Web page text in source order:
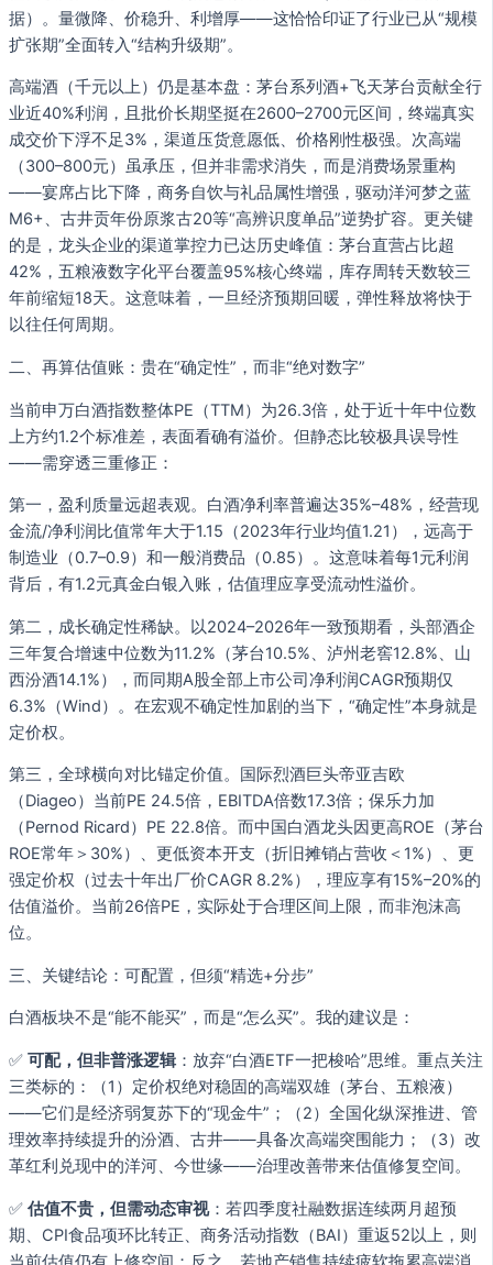
据）。量微降、价稳升、利增厚——这恰恰印证了行业已从“规模
扩张期”全面转入“结构升级期”。
高端酒（千元以上）仍是基本盘：茅台系列酒+飞天茅台贡献全行
业近40%利润，且批价长期坚挺在2600–2700元区间，终端真实
成交价下浮不足3%，渠道压货意愿低、价格刚性极强。次高端
（300–800元）虽承压，但并非需求消失，而是消费场景重构
——宴席占比下降，商务自饮与礼品属性增强，驱动洋河梦之蓝
M6+、古井贡年份原浆古20等“高辨识度单品”逆势扩容。更关键
的是，龙头企业的渠道掌控力已达历史峰值：茅台直营占比超
42%，五粮液数字化平台覆盖95%核心终端，库存周转天数较三
年前缩短18天。这意味着，一旦经济预期回暖，弹性释放将快于
以往任何周期。
二、再算估值账：贵在“确定性”，而非“绝对数字”
当前申万白酒指数整体PE（TTM）为26.3倍，处于近十年中位数
上方约1.2个标准差，表面看确有溢价。但静态比较极具误导性
——需穿透三重修正：
第一，盈利质量远超表观。白酒净利率普遍达35%–48%，经营现
金流/净利润比值常年大于1.15（2023年行业均值1.21），远高于
制造业（0.7–0.9）和一般消费品（0.85）。这意味着每1元利润
背后，有1.2元真金白银入账，估值理应享受流动性溢价。
第二，成长确定性稀缺。以2024–2026年一致预期看，头部酒企
三年复合增速中位数为11.2%（茅台10.5%、泸州老窖12.8%、山
西汾酒14.1%），而同期A股全部上市公司净利润CAGR预期仅
6.3%（Wind）。在宏观不确定性加剧的当下，“确定性”本身就是
定价权。
第三，全球横向对比锚定价值。国际烈酒巨头帝亚吉欧
（Diageo）当前PE 24.5倍，EBITDA倍数17.3倍；保乐力加
（Pernod Ricard）PE 22.8倍。而中国白酒龙头因更高ROE（茅台
ROE常年＞30%）、更低资本开支（折旧摊销占营收＜1%）、更
强定价权（过去十年出厂价CAGR 8.2%），理应享有15%–20%的
估值溢价。当前26倍PE，实际处于合理区间上限，而非泡沫高
位。
三、关键结论：可配置，但须“精选+分步”
白酒板块不是“能不能买”，而是“怎么买”。我的建议是：
✅ 可配，但非普涨逻辑 ：放弃“白酒ETF一把梭哈”思维。重点关注
三类标的：（1）定价权绝对稳固的高端双雄（茅台、五粮液）
——它们是经济弱复苏下的“现金牛”；（2）全国化纵深推进、管
理效率持续提升的汾酒、古井——具备次高端突围能力；（3）改
革红利兑现中的洋河、今世缘——治理改善带来估值修复空间。
✅ 估值不贵，但需动态审视：若四季度社融数据连续两月超预
期、CPI食品项环比转正、商务活动指数（BAI）重返52以上，则